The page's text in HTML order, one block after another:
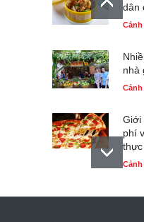
dân
Cảnh
nhà
Cảnh
Giới
phí
Cảnh